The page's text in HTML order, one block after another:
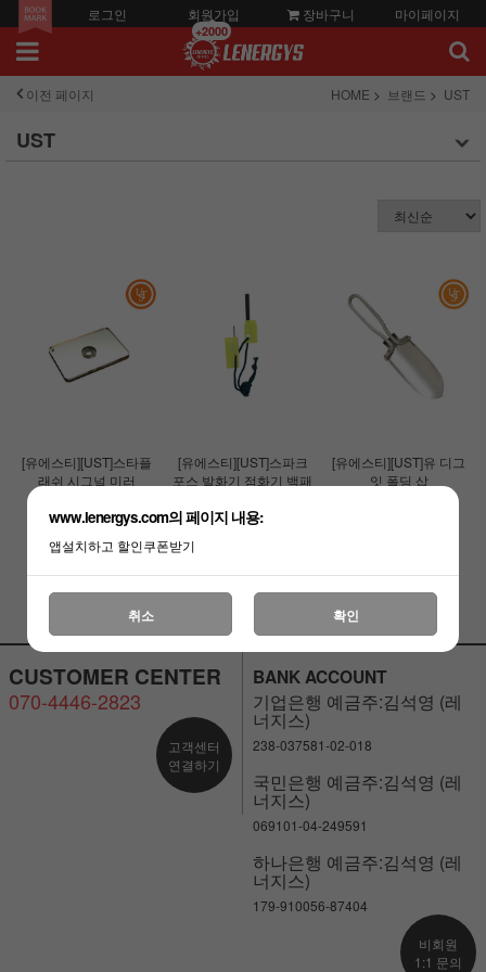
로그인 회원가입
+2000
장바구니 마이페이지
이전 페이지 HOME 브랜드 UST
UST
[유에스티][UST]스타플
래쉬 시그널 미러
￦28,000
[유에스티][UST]스파크
포스 발화기 점화기 백패
￦21,000￦21,000
[유에스티][UST]유 디그
잇 폴딩 삽
CUSTOMER CENTER
070-4446-2823
고객센터
연결하기
BANK ACCOUNT
기업은행 예금주:김석영 (레
너지스)
238-037581-02-018
국민은행 예금주:김석영 (레
너지스)
069101-04-249591
하나은행 예금주:김석영 (레
너지스)
179-910056-87404
비회원
1:1 문의
www.lenergys.com의 페이지 내용:
앱설치하고 할인쿠폰받기
취소 확인